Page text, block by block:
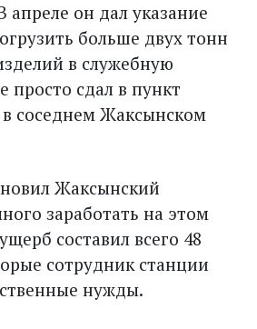
апреле он дал указание
больше двух тонн
в служебную
сдал в пункт
соседнем Жаксынском
Жаксынский
заработать на этом
составил всего 48
сотрудник станции
нужды.